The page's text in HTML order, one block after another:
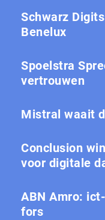
Schwarz
Benelux
Spoelstra
vertrouwen
Mistral waait
Conclusion
voor digitale
ABN Amro:
fors